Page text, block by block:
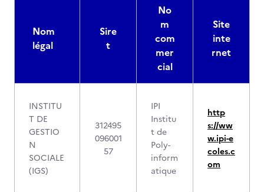
Nom
légal
Sire
t
No
m
com
mer
cial
Site
inte
rnet
INSTITU
T DE
GESTIO
N
SOCIALE
(IGS)
312495
096001
57
IPI
Institu
t de
Poly-
inform
atique
http
s://ww
w.ipi-e
coles.c
om